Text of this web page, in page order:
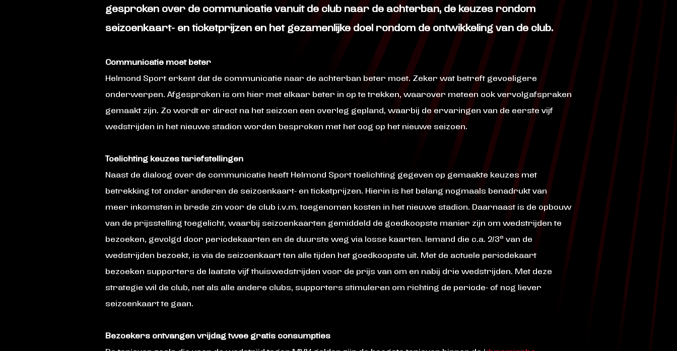
gesproken over de communicatie vanuit de club naar de achterban, de keuzes rondom
seizoenkaart- en ticketprijzen en het gezamenlijke doel rondom de ontwikkeling van de club.
Communicatie moet beter
Helmond Sport erkent dat de communicatie naar de achterban beter moet. Zeker wat betreft gevoeligere
onderwerpen. Afgesproken is om hier met elkaar beter in op te trekken, waarover meteen ook vervolgafspraken
gemaakt zijn. Zo wordt er direct na het seizoen een overleg gepland, waarbij de ervaringen van de eerste vijf
wedstrijden in het nieuwe stadion worden besproken met het oog op het nieuwe seizoen.
Toelichting keuzes tariefstellingen
Naast de dialoog over de communicatie heeft Helmond Sport toelichting gegeven op gemaakte keuzes met
betrekking tot onder anderen de seizoenkaart- en ticketprijzen. Hierin is het belang nogmaals benadrukt van
meer inkomsten in brede zin voor de club i.v.m. toegenomen kosten in het nieuwe stadion. Daarnaast is de opbouw
van de prijsstelling toegelicht, waarbij seizoenkaarten gemiddeld de goedkoopste manier zijn om wedstrijden te
bezoeken, gevolgd door periodekaarten en de duurste weg via losse kaarten. Iemand die c.a. 2/3e van de
wedstrijden bezoekt, is via de seizoenkaart ten alle tijden het goedkoopste uit. Met de actuele periodekaart
bezoeken supporters de laatste vijf thuiswedstrijden voor de prijs van om en nabij drie wedstrijden. Met deze
strategie wil de club, net als alle andere clubs, supporters stimuleren om richting de periode- of nog liever
seizoenkaart te gaan.
Bezoekers ontvangen vrijdag twee gratis consumpties